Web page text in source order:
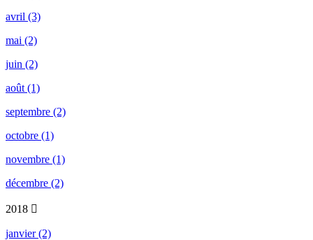
avril (3)
mai (2)
juin (2)
août (1)
septembre (2)
octobre (1)
novembre (1)
décembre (2)
2018
janvier (2)